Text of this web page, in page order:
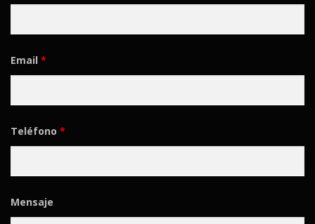
Email *
Teléfono *
Mensaje